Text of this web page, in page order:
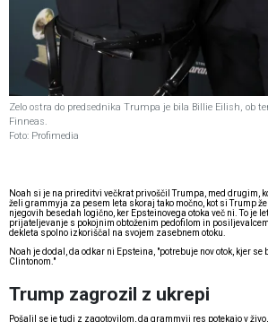
Zelo ostra do predsednika Trumpa je bila Billie Eilish, ob
Finneas.
Foto: Profimedia
Noah si je na prireditvi večkrat privoščil Trumpa, med drugim,
želi grammyja za pesem leta skoraj tako močno, kot si Trump
njegovih besedah logično, ker Epsteinovega otoka več ni. To je
prijateljevanje s pokojnim obtoženim pedofilom in
dekleta spolno izkoriščal na svojem zasebnem otoku.
Noah je dodal, da odkar ni Epsteina, "potrebuje nov otok, kjer
Clintonom."
Trump zagrozil z ukrepi
Pošalil se je tudi z zagotovilom, da grammyji res potekajo v